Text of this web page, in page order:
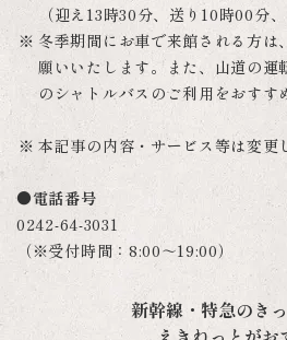
（迎え13時30分、送り10時00分
冬季期間にお車で来館される方
願いいたします。また、山道の運
のシャトルバスのご利用をおすす
本記事の内容・サービス等は変更
●電話番号
0242-64-3031
（※受付時間：8:00～19:00）
新幹線・特急のき